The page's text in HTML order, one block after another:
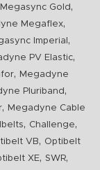
Gold ,
Megaflex,
Imperial ,
PV Elastic,
,
Megadyne
Pluriband ,
,
Megadyne Cable
, Challenge,
VB, Optibelt
XE, SWR,